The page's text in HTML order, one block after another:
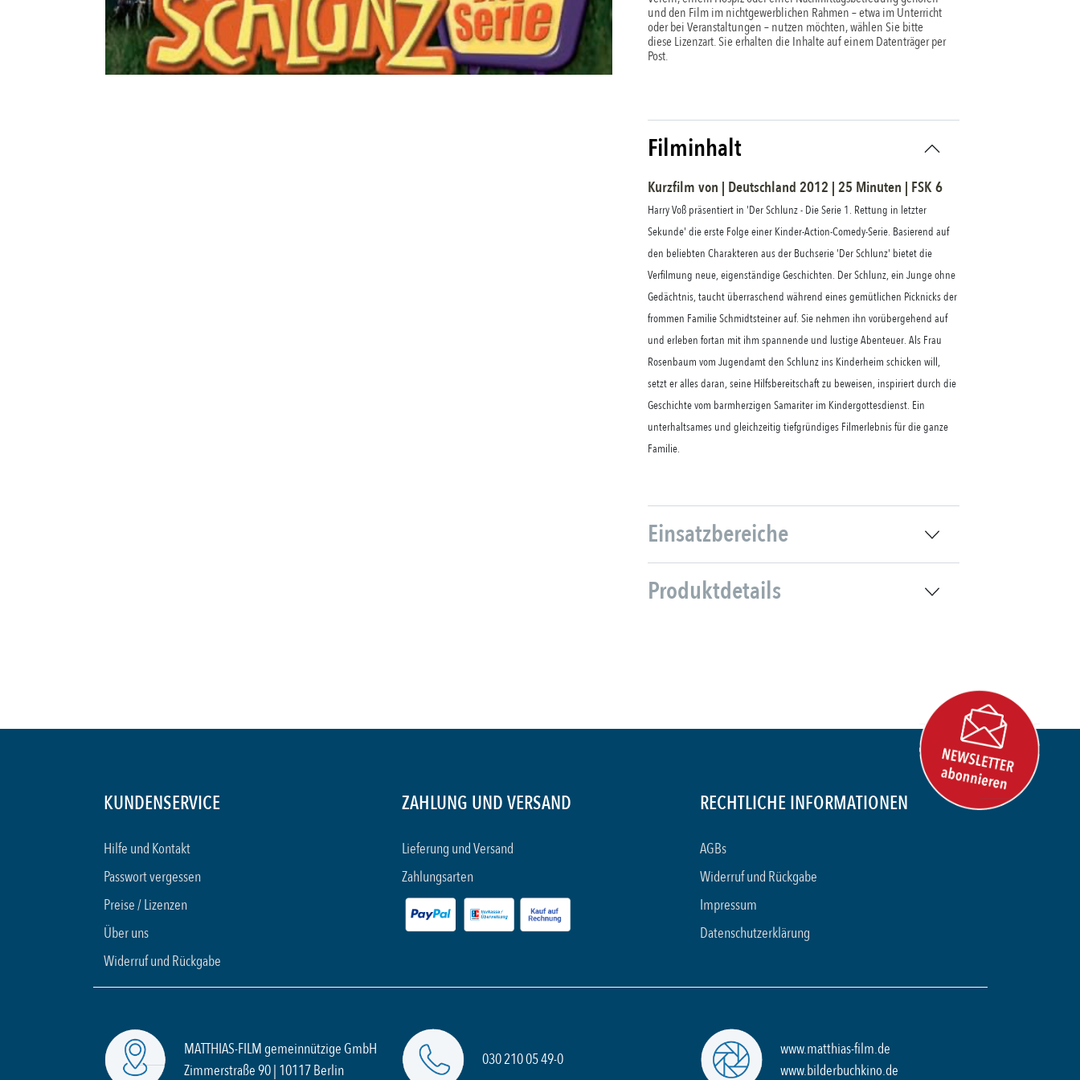
und den Film im nichtgewerblichen Rahmen – etwa im Unterricht
oder bei Veranstaltungen – nutzen möchten, wählen Sie bitte
diese Lizenzart. Sie erhalten die Inhalte auf einem Datenträger per
Post.
Filminhalt
Kurzfilm von | Deutschland 2012 | 25 Minuten | FSK6
Harry Voß präsentiert in 'Der Schlunz - Die Serie 1. Rettung in letzter
Sekunde' die erste Folge einer Kinder-Action-Comedy-Serie. Basierend auf
den beliebten Charakteren aus der Buchserie 'Der Schlunz' bietet die
Verfilmung neue, eigenständige Geschichten. Der Schlunz, ein Junge ohne
Gedächtnis, taucht überraschend während eines gemütlichen Picknicks der
frommen Familie Schmidtsteiner auf. Sie nehmen ihn vorübergehend auf
und erleben fortan mit ihm spannende und lustige Abenteuer. Als Frau
Rosenbaum vom Jugendamt den Schlunz ins Kinderheim schicken will,
setzt er alles daran, seine Hilfsbereitschaft zu beweisen, inspiriert durch die
Geschichte vom barmherzigen Samariter im Kindergottesdienst. Ein
unterhaltsames und gleichzeitig tiefgründiges Filmerlebnis für die ganze
Familie.
Einsatzbereiche
Produktdetails
KUNDENSERVICE
Hilfe und Kontakt
Passwort vergessen
Preise / Lizenzen
Über uns
Widerruf und Rückgabe
ZAHLUNG UND VERSAND
Lieferung und Versand
Zahlungsarten
RECHTLICHE INFORMATIONEN
AGBs
Widerruf und Rückgabe
Impressum
Datenschutzerklärung
MATTHIAS-FILM gemeinnützige GmbH
Zimmerstraße 90 | 10117 Berlin
030 210 05 49-0
www.matthias-film.de
www.bilderbuchkino.de